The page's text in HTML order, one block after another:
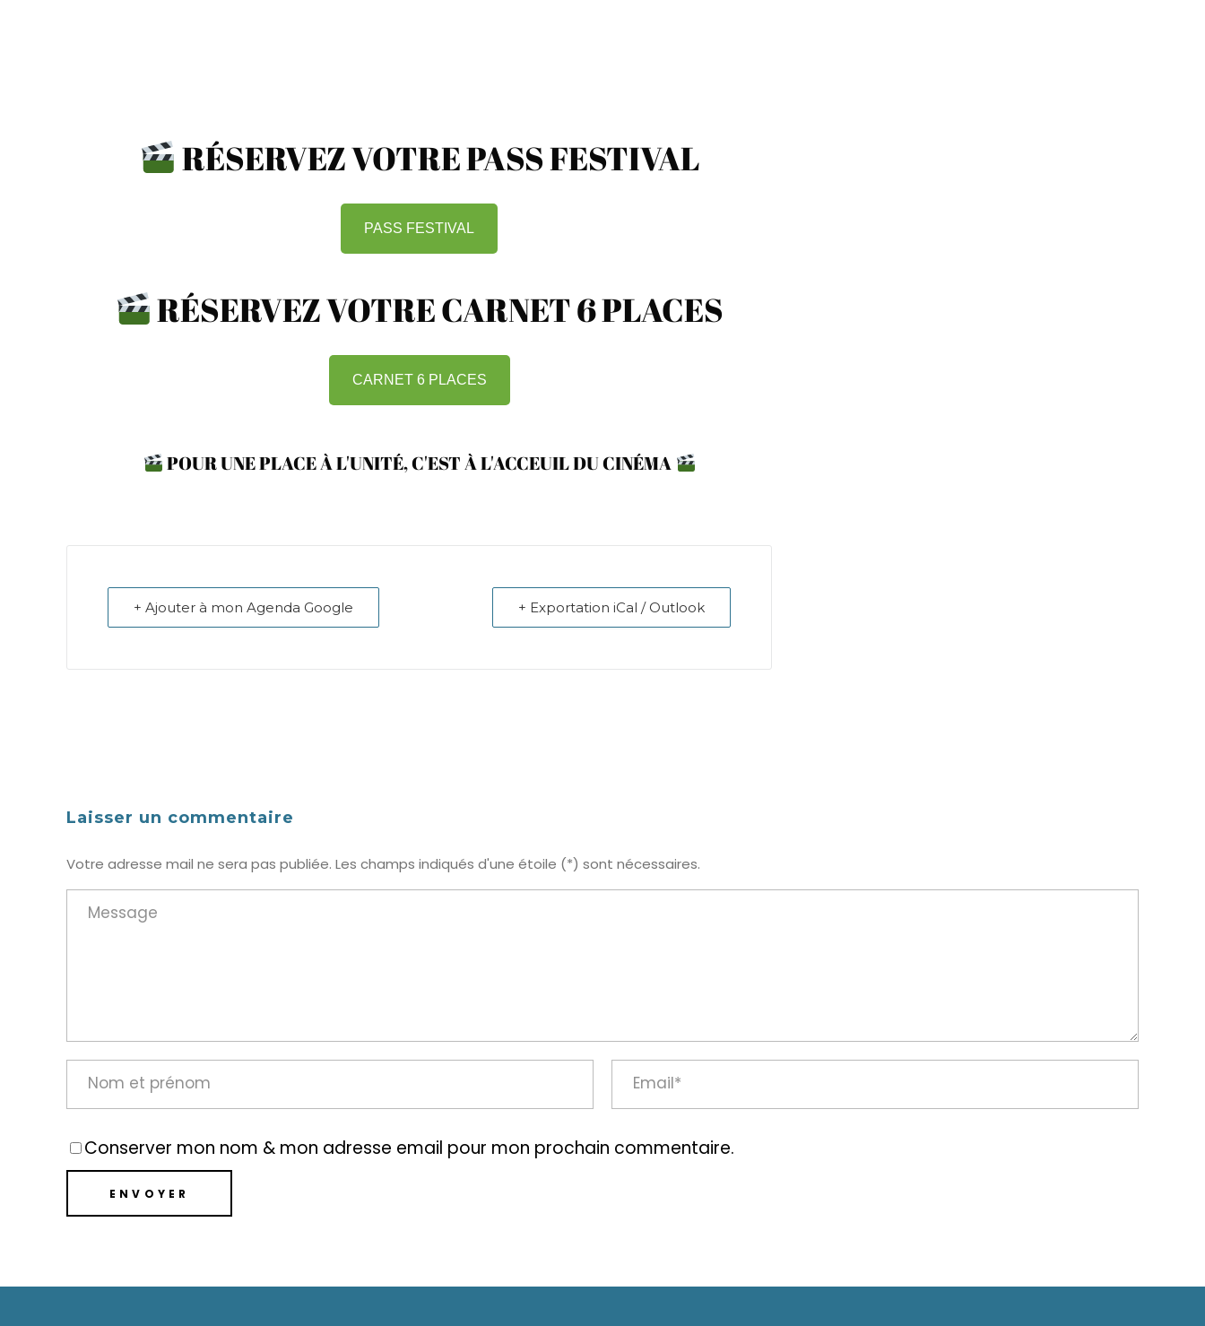
RÉSERVEZ VOTRE PASS FESTIVAL
PASS FESTIVAL
RÉSERVEZ VOTRE CARNET 6 PLACES
CARNET 6 PLACES
POUR UNE PLACE À L'UNITÉ, C'EST À L'ACCEUIL DU CINÉMA
+ Ajouter à mon Agenda Google + Exportation iCal / Outlook
Laisser un commentaire
Votre adresse mail ne sera pas publiée. Les champs indiqués d'une étoile (*) sont nécessaires.
Conserver mon nom & mon adresse email pour mon prochain commentaire.